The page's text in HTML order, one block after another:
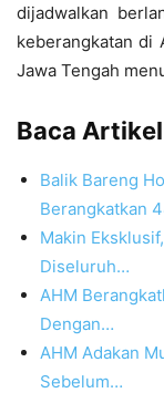
dijadwalkan
keberangkatan di
Jawa Tengah
Baca
Balik Bareng
Berangkatkan
Makin
Diseluruh…
AHM
Dengan…
AHM Adakan
Sebelum…